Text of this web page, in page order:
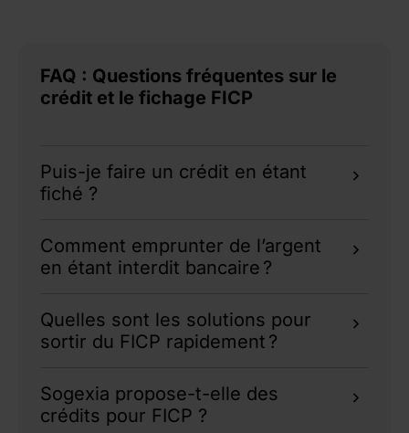
FAQ : Questions fréquentes sur le
crédit et le fichage FICP
Puis-je faire un crédit en étant
fiché ?
social, le prêt sur gage ou le rachat de crédits
sont accessibles, même aux fichés Banque de
Comment emprunter de l’argent
en étant interdit bancaire ?
spécifiques :
Microcrédit socialpour financer un projet
Prêt sur gagepour des besoins urgents.
Rachat de créditspour regrouper vos
Quelles sont les solutions pour
sortir du FICP rapidement ?
intégral ou un accord amiable. Vous pouvez
aussi envisager une vente à réméré
Sogexia propose-t-elle des
crédits pour FICP ?